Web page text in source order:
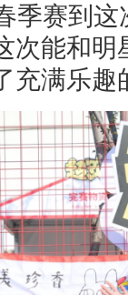
季赛到
次能和明
充满乐趣